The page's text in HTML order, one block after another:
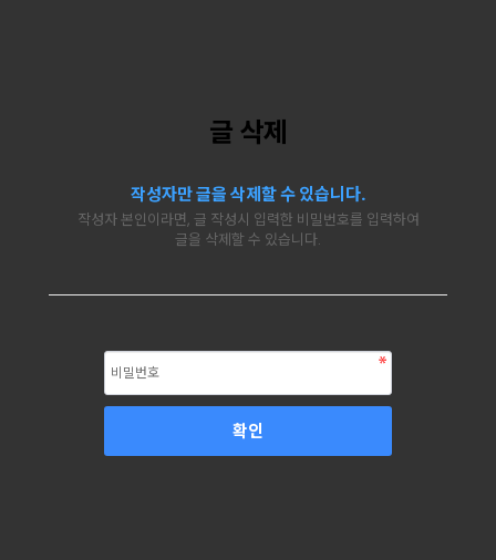
글 삭제
작성자만 글을 삭제할 수 있습니다.
작성자 본인이라면, 글 작성시 입력한 비밀번호를 입력하여
글을 삭제할 수 있습니다.